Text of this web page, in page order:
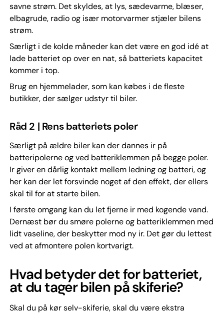
savne strøm. Det skyldes, at lys, sædevarme, blæser,
elbagrude, radio og især motorvarmer stjæler bilens
strøm.
Særligt i de kolde måneder kan det være en god idé at
lade batteriet op over en nat, så batteriets kapacitet
kommer i top.
Brug en hjemmelader, som kan købes i de fleste
butikker, der sælger udstyr til biler.
Råd 2 | Rens batteriets poler
Særligt på ældre biler kan der dannes ir på
batteripolerne og ved batteriklemmen på begge poler.
Ir giver en dårlig kontakt mellem ledning og batteri, og
her kan der let forsvinde noget af den effekt, der ellers
skal til for at starte bilen.
I første omgang kan du let fjerne ir med kogende vand.
Dernæst bør du smøre polerne og batteriklemmen med
lidt vaseline, der beskytter mod ny ir. Det gør du lettest
ved at afmontere polen kortvarigt.
Hvad betyder det for batteriet,
at du tager bilen på skiferie?
Skal du på kør selv-skiferie, skal du være ekstra